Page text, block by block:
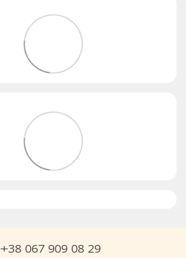
+38 067 909 08 29